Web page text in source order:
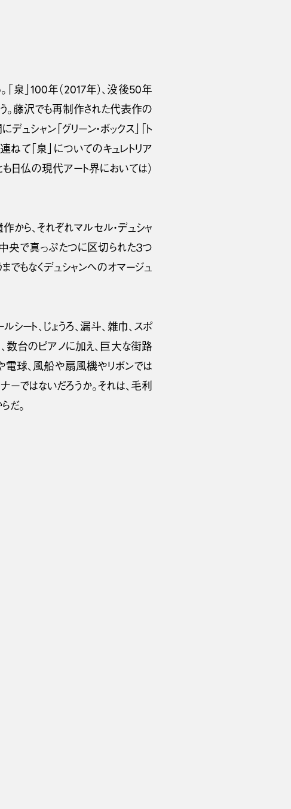
泉」100年（2017年）、没後50年
う。藤沢でも再制作された代表作の
シャン「グリーン・ボックス」「ト
ねて「泉」についてのキュレトリア
も日仏の現代アート界においては）
作から、それぞれマルセル・デュシャ
中央で真っぷたつに区切られた３つ
もなくデュシャンへのオマージュ
シート、じょうろ、漏斗、雑巾、スポ
、数台のピアノに加え、巨大な街路
電球、風船や扇風機やリボンでは
ではないだろうか。それは、毛利
だ。